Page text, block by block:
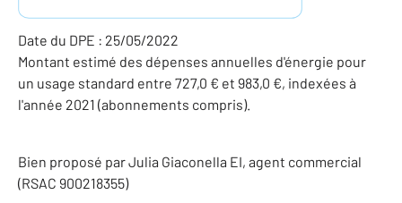
Date du DPE : 25/05/2022
Montant estimé des dépenses annuelles d'énergie pour
un usage standard entre 727,0 € et 983,0 €, indexées à
l'année 2021 (abonnements compris).
Bien proposé parJulia Giaconella EI, agent commercial
(RSAC 900218355)